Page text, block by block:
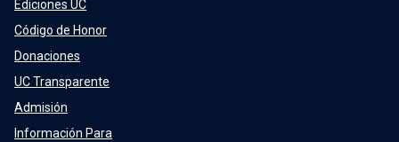
Ediciones UC
Código de Honor
Donaciones
UC Transparente
Admisión
Información Para